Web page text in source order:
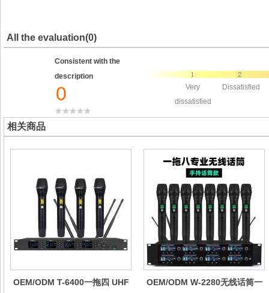
All the evaluation(0)
Consistent with the
description
0
Very
dissatisfied
Dissatisfied
相关商品
OEM/ODM T-6400一拖四 UHF
OEM/ODM W-2280无线话筒一